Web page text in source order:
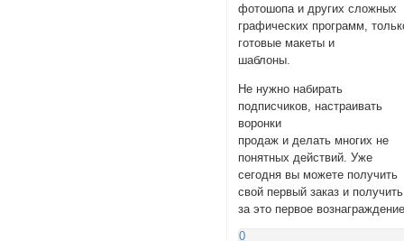
фотошопа и других сложных
графических программ,
готовые макеты и
шаблоны.
Не нужно набирать
подписчиков, настраивать
воронки
продаж и делать многих не
понятных действий. Уже
сегодня вы можете получить
свой первый заказ и получить
за это первое
0